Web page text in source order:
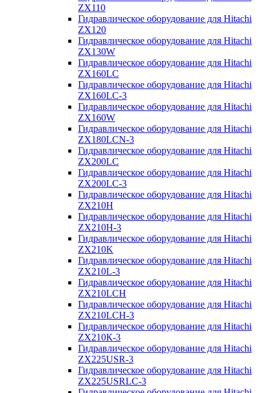
ZX110
Гидравлическое оборудование для Hitachi
ZX120
Гидравлическое оборудование для Hitachi
ZX130W
Гидравлическое оборудование для Hitachi
ZX160LC
Гидравлическое оборудование для Hitachi
ZX160LC-3
Гидравлическое оборудование для Hitachi
ZX160W
Гидравлическое оборудование для Hitachi
ZX180LCN-3
Гидравлическое оборудование для Hitachi
ZX200LC
Гидравлическое оборудование для Hitachi
ZX200LC-3
Гидравлическое оборудование для Hitachi
ZX210H
Гидравлическое оборудование для Hitachi
ZX210H-3
Гидравлическое оборудование для Hitachi
ZX210K
Гидравлическое оборудование для Hitachi
ZX210L-3
Гидравлическое оборудование для Hitachi
ZX210LCH
Гидравлическое оборудование для Hitachi
ZX210LCH-3
Гидравлическое оборудование для Hitachi
ZX210К-3
Гидравлическое оборудование для Hitachi
ZX225USR-3
Гидравлическое оборудование для Hitachi
ZX225USRLC-3